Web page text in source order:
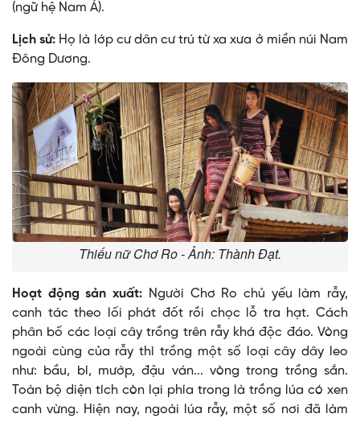
(ngữ hệ Nam Á).
Lịch sử: Họ là lớp cư dân cư trú từ xa xưa ở miền núi Nam
Ðông Dương.
Thiếu nữ Chơ Ro - Ảnh: Thành Đạt.
Hoạt động sản xuất: Người Chơ Ro chủ yếu làm rẫy,
canh tác theo lối phát đốt rồi chọc lỗ tra hạt. Cách
phân bố các loại cây trồng trên rẫy khá độc đáo. Vòng
ngoài cùng của rẫy thì trồng một số loại cây dây leo
như: bầu, bí, mướp, đậu ván... vòng trong trồng sắn.
Toàn bộ diện tích còn lại phía trong là trồng lúa có xen
canh vừng. Hiện nay, ngoài lúa rẫy, một số nơi đã làm